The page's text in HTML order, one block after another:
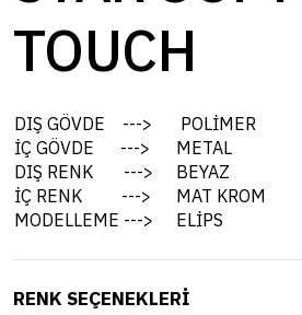
TOUCH
DIŞ GÖVDE --->
POLİMER
İÇ GÖVDE --->
METAL
DIŞ RENK --->
BEYAZ
İÇ RENK --->
MAT KROM
MODELLEME --->
ELİPS
RENK SEÇENEKLERİ